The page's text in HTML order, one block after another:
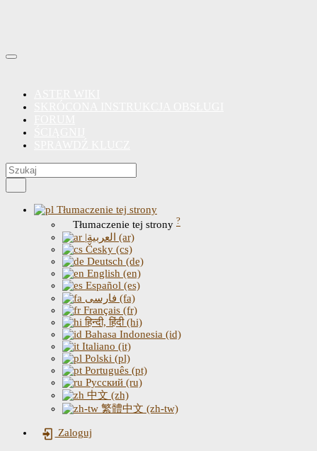
Tłumaczenie tej strony
Tłumaczenie tej strony ?
|العربية (ar)
Česky (cs)
Deutsch (de)
English (en)
Español (es)
فارسی (fa)
Français (fr)
हिन्दी, हिंदी (hi)
Bahasa Indonesia (id)
Italiano (it)
Polski (pl)
Português (pt)
Русский (ru)
中文 (zh)
繁體中文 (zh-tw)
Zaloguj